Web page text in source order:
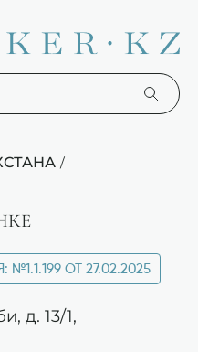
/
№1.1.199 ОТ 27.02.2025
д. 13/1,